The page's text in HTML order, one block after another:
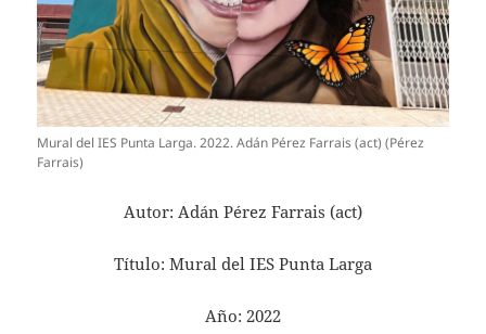
Mural del IES Punta Larga. 2022. Adán Pérez Farrais (act) (Pérez
Farrais)
Autor: Adán Pérez Farrais (act)
Título: Mural del IES Punta Larga
Año: 2022